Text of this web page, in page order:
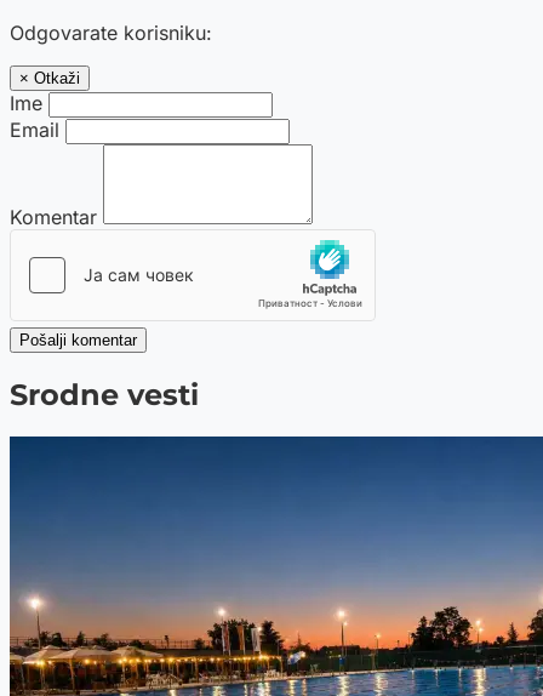
Odgovarate korisniku:
× Otkaži
Ime
Email
Komentar
Pošalji komentar
Srodne vesti